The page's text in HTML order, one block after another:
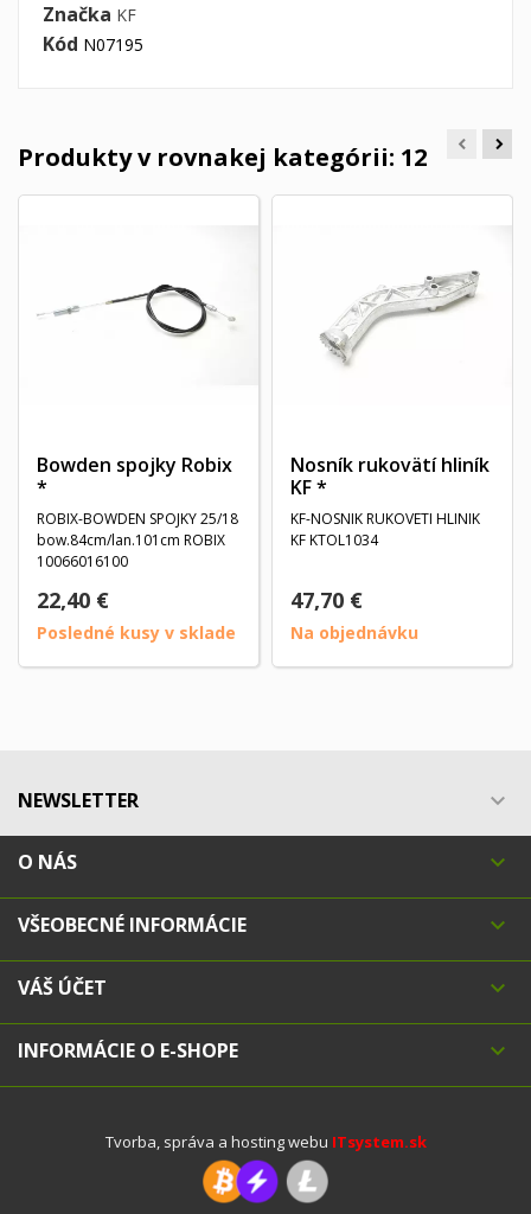
Značka KF
Kód N07195
Produkty v rovnakej kategórii: 12
Bowden spojky Robix
*
ROBIX-BOWDEN SPOJKY 25/18
bow.84cm/lan.101cm ROBIX
10066016100
22,40 €
Posledné kusy v sklade
Nosník rukovätí hliník
KF *
KF-NOSNIK RUKOVETI HLINIK
KF KTOL1034
47,70 €
Na objednávku
NEWSLETTER 
O NÁS 
VŠEOBECNÉ INFORMÁCIE 
VÁŠ ÚČET 
INFORMÁCIE O E-SHOPE 
Tvorba, správa a hosting webu ITsystem.sk